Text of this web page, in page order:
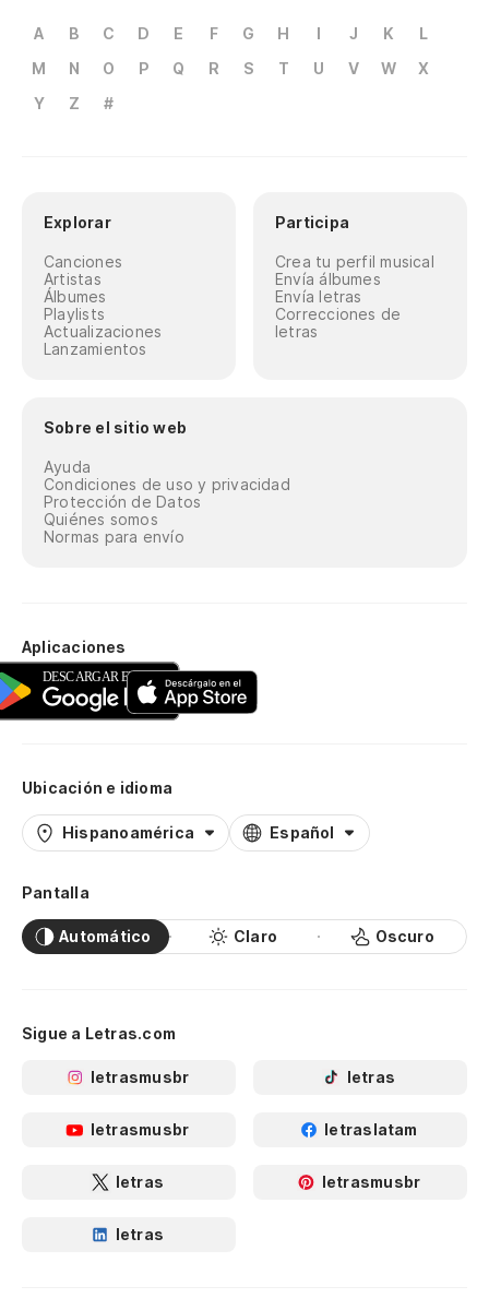
A B C D E F G H I J K
L
M
N O P Q R S T U V W
X
Y
Z #
Explorar
Canciones
Artistas
Álbumes
Playlists
Actualizaciones
Lanzamientos
Participa
Crea tu perfil musical
Envía álbumes
Envía letras
Correcciones de
letras
Sobre el sitio web
Ayuda
Condiciones de uso y privacidad
Protección de Datos
Quiénes somos
Normas para envío
Aplicaciones
Ubicación e idioma
Hispanoamérica Español
Pantalla
Automático Claro Oscuro
Sigue a Letras.com
letrasmusbr letras
letrasmusbr letraslatam
letras letrasmusbr
letras